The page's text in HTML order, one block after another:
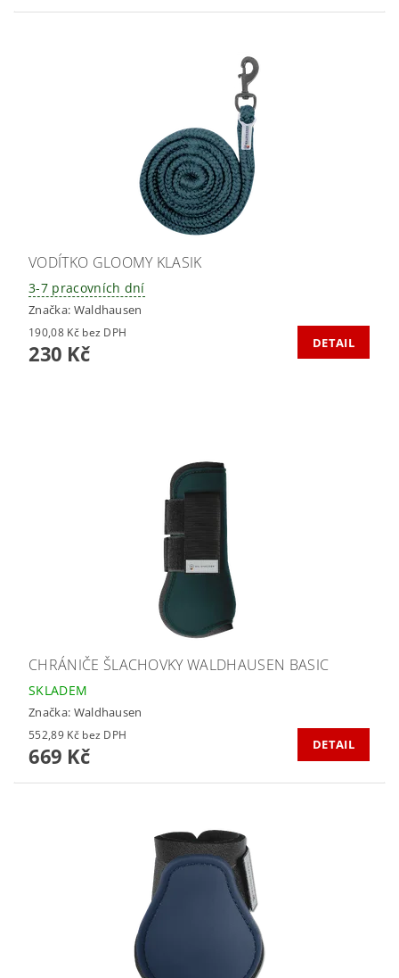
VODÍTKO GLOOMY KLASIK
3-7 pracovních dní
Značka: Waldhausen
190,08 Kč bez DPH
230 Kč DETAIL
CHRÁNIČE ŠLACHOVKY WALDHAUSEN BASIC
SKLADEM
Značka: Waldhausen
552,89 Kč bez DPH
669 Kč DETAIL